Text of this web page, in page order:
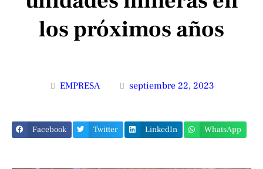
los próximos años
EMPRESA septiembre 22, 2023
Facebook Twitter LinkedIn WhatsApp